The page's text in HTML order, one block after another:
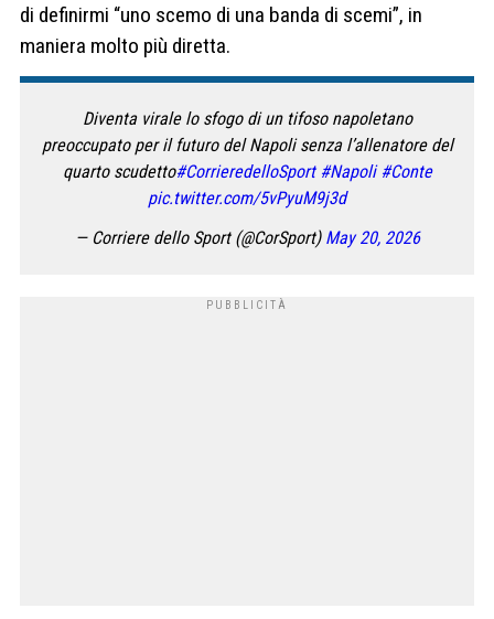
di definirmi “uno scemo di una banda di scemi”, in
maniera molto più diretta.
Diventa virale lo sfogo di un tifoso napoletano
preoccupato per il futuro del Napoli senza l’allenatore del
quarto scudetto#CorrieredelloSport #Napoli #Conte
pic.twitter.com/5vPyuM9j3d
— Corriere dello Sport (@CorSport) May 20, 2026